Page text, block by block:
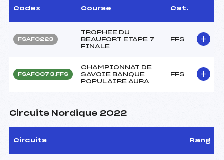
Codex Course Cat.
FSAF0223
TROPHEE DU
BEAUFORT ETAPE 7
FINALE
FFS
FSAF0073.FFS
CHAMPIONNAT DE
SAVOIE BANQUE
POPULAIRE AURA
FFS
Circuits Nordique 2022
Circuits Rang